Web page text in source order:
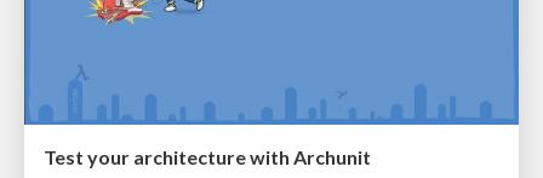
Test your architecture with Archunit